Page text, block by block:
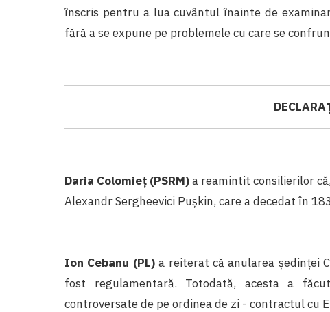
înscris pentru a lua cuvântul înainte de
fără a se expune pe problemele cu care se
Daria Colomieț (PSRM)a reamintit consilierilor
Alexandr Sergheevici Pușkin, care a decedat în
Ion Cebanu (PL)a reiterat că anularea ședinței
fost regulamentară. Totodată, acesta a
controversate de pe ordinea de zi - contractul cu